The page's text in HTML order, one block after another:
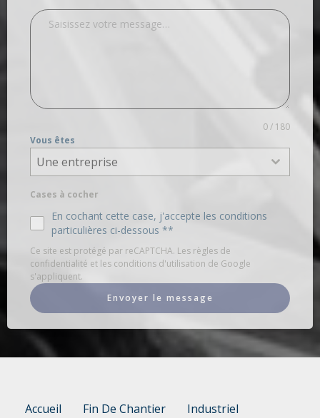
0 / 180
Vous êtes
Une entreprise
Cases à cocher
En cochant cette case, j'accepte les conditions
particulières ci-dessous **
Ce site est protégé par reCAPTCHA. Les règles de
confidentialité et les conditions d'utilisation de Google
s'appliquent.
Envoyer le message
Accueil Fin De Chantier
Industriel